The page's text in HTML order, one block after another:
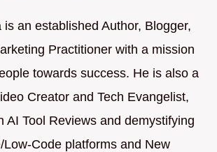
is an established Author, Blogger,
Practitioner with a mission
towards success. He is also a
Creator and Tech Evangelist,
AI Tool Reviews and demystifying
Low-Code platforms and New